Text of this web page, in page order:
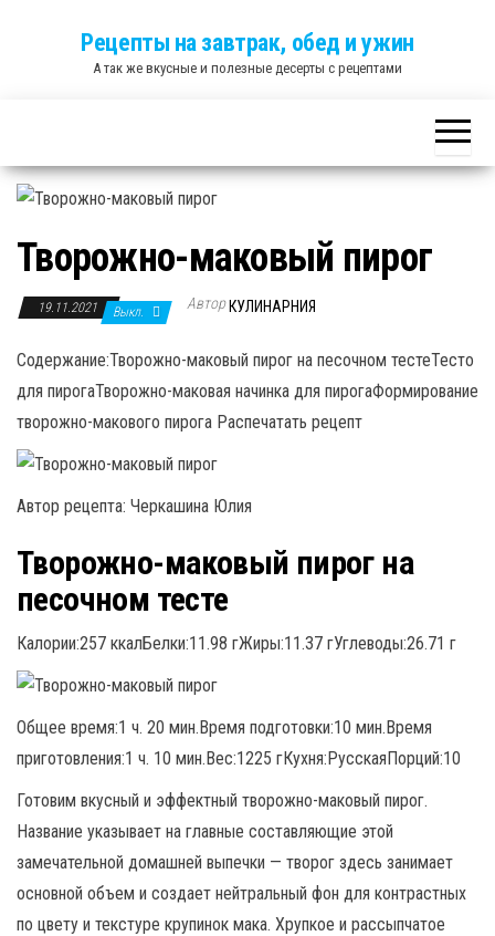
Рецепты на завтрак, обед и ужин
А так же вкусные и полезные десерты с рецептами
Творожно-маковый пирог
19.11.2021 Выкл. Автор КУЛИНАРНИЯ
Содержание:Творожно-маковый пирог на песочном тестеТесто
для пирогаТворожно-маковая начинка для пирогаФормирование
творожно-макового пирога Распечатать рецепт
Автор рецепта: Черкашина Юлия
Творожно-маковый пирог на
песочном тесте
Калории:257 ккалБелки:11.98 гЖиры:11.37 гУглеводы:26.71 г
Общее время:1 ч. 20 мин.Время подготовки:10 мин.Время
приготовления:1 ч. 10 мин.Вес:1225 гКухня:РусскаяПорций:10
Готовим вкусный и эффектный творожно-маковый пирог.
Название указывает на главные составляющие этой
замечательной домашней выпечки — творог здесь занимает
основной объем и создает нейтральный фон для контрастных
по цвету и текстуре крупинок мака. Хрупкое и рассыпчатое